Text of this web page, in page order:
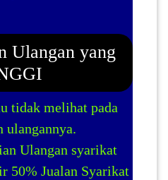
Ulangan yang
tidak melihat pada
ulangannya.
Ulangan syarikat
50% Jualan Syarikat